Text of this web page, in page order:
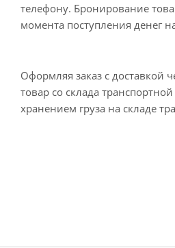
телефону. Бронирование
момента поступления денег
Оформляя заказ с доставкой
товар со склада
хранением груза на складе